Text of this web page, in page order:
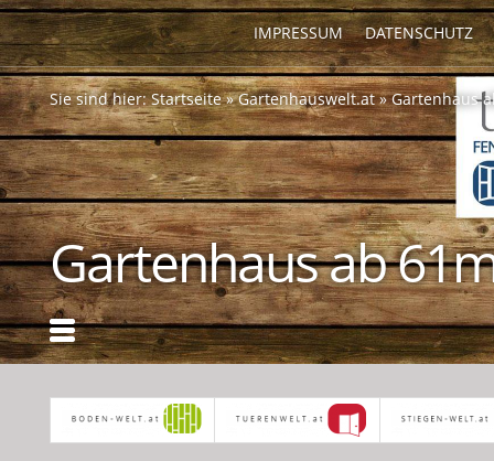
Sie sind hier:Startseite»Gartenhauswelt.at»Gartenhaus
DATENSCHUTZ
IMPRESSUM
Gartenhaus ab